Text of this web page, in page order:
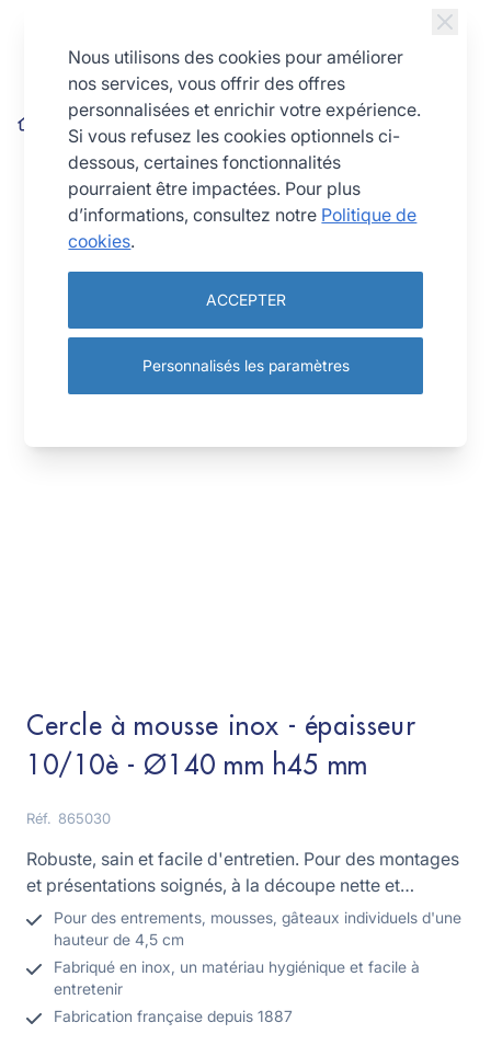
Cercle à mousse inox - épaisseur 10/10è - Ø140 mm h45 mm
Cercle à mousse inox - épaisseur
10/10è - Ø140 mm h45 mm
Réf. 865030
Robuste, sain et facile d'entretien. Pour des montages
et présentations soignés, à la découpe nette et
régulière.
Pour des entrements, mousses, gâteaux individuels d'une
hauteur de 4,5 cm
Fabriqué en inox, un matériau hygiénique et facile à
entretenir
Fabrication française depuis 1887
Nous utilisons des cookies pour améliorer
nos services, vous offrir des offres
personnalisées et enrichir votre expérience.
Si vous refusez les cookies optionnels ci-
dessous, certaines fonctionnalités
pourraient être impactées. Pour plus
d’informations, consultez notre Politique de
cookies.
ACCEPTER
Personnalisés les paramètres